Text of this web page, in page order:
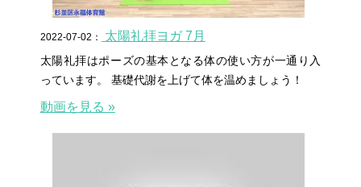
2022-07-02： 太陽礼拝ヨガ 7月
太陽礼拝はポーズの基本となる体の使い方が一通り入
っています。 基礎代謝を上げて体を温めましょう！
動画を見る »